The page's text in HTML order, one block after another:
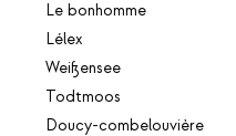
Le bonhomme
Lélex
Weißensee
Todtmoos
Doucy-combelouvière